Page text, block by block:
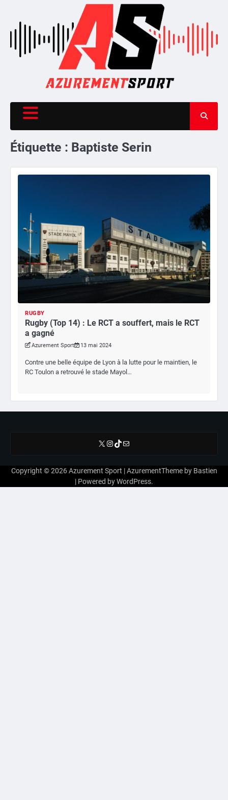
content
Étiquette : Baptiste Serin
RUGBY
Rugby (Top 14) : Le RCT a souffert, mais le RCT
a gagné
Azurement Sport 13 mai 2024
Contre une belle équipe de Lyon à la lutte pour le maintien, le
RC Toulon a retrouvé le stade Mayol…
X Instagram
TikTok
E-mail
Copyright © 2026Azurement Sport | AzurementTheme by Bastien
| Powered byWordPress.